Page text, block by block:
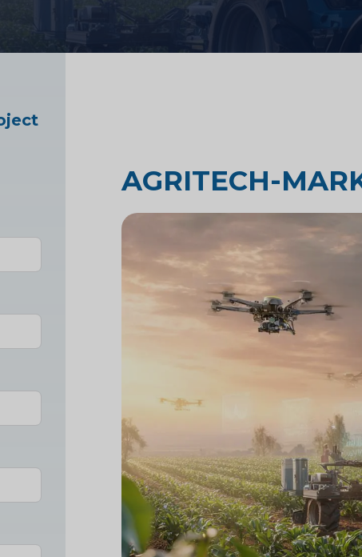
Marktonderzoek gezondheidszorg
Industrieel marktonderzoek
toerisme
AGRITECH-